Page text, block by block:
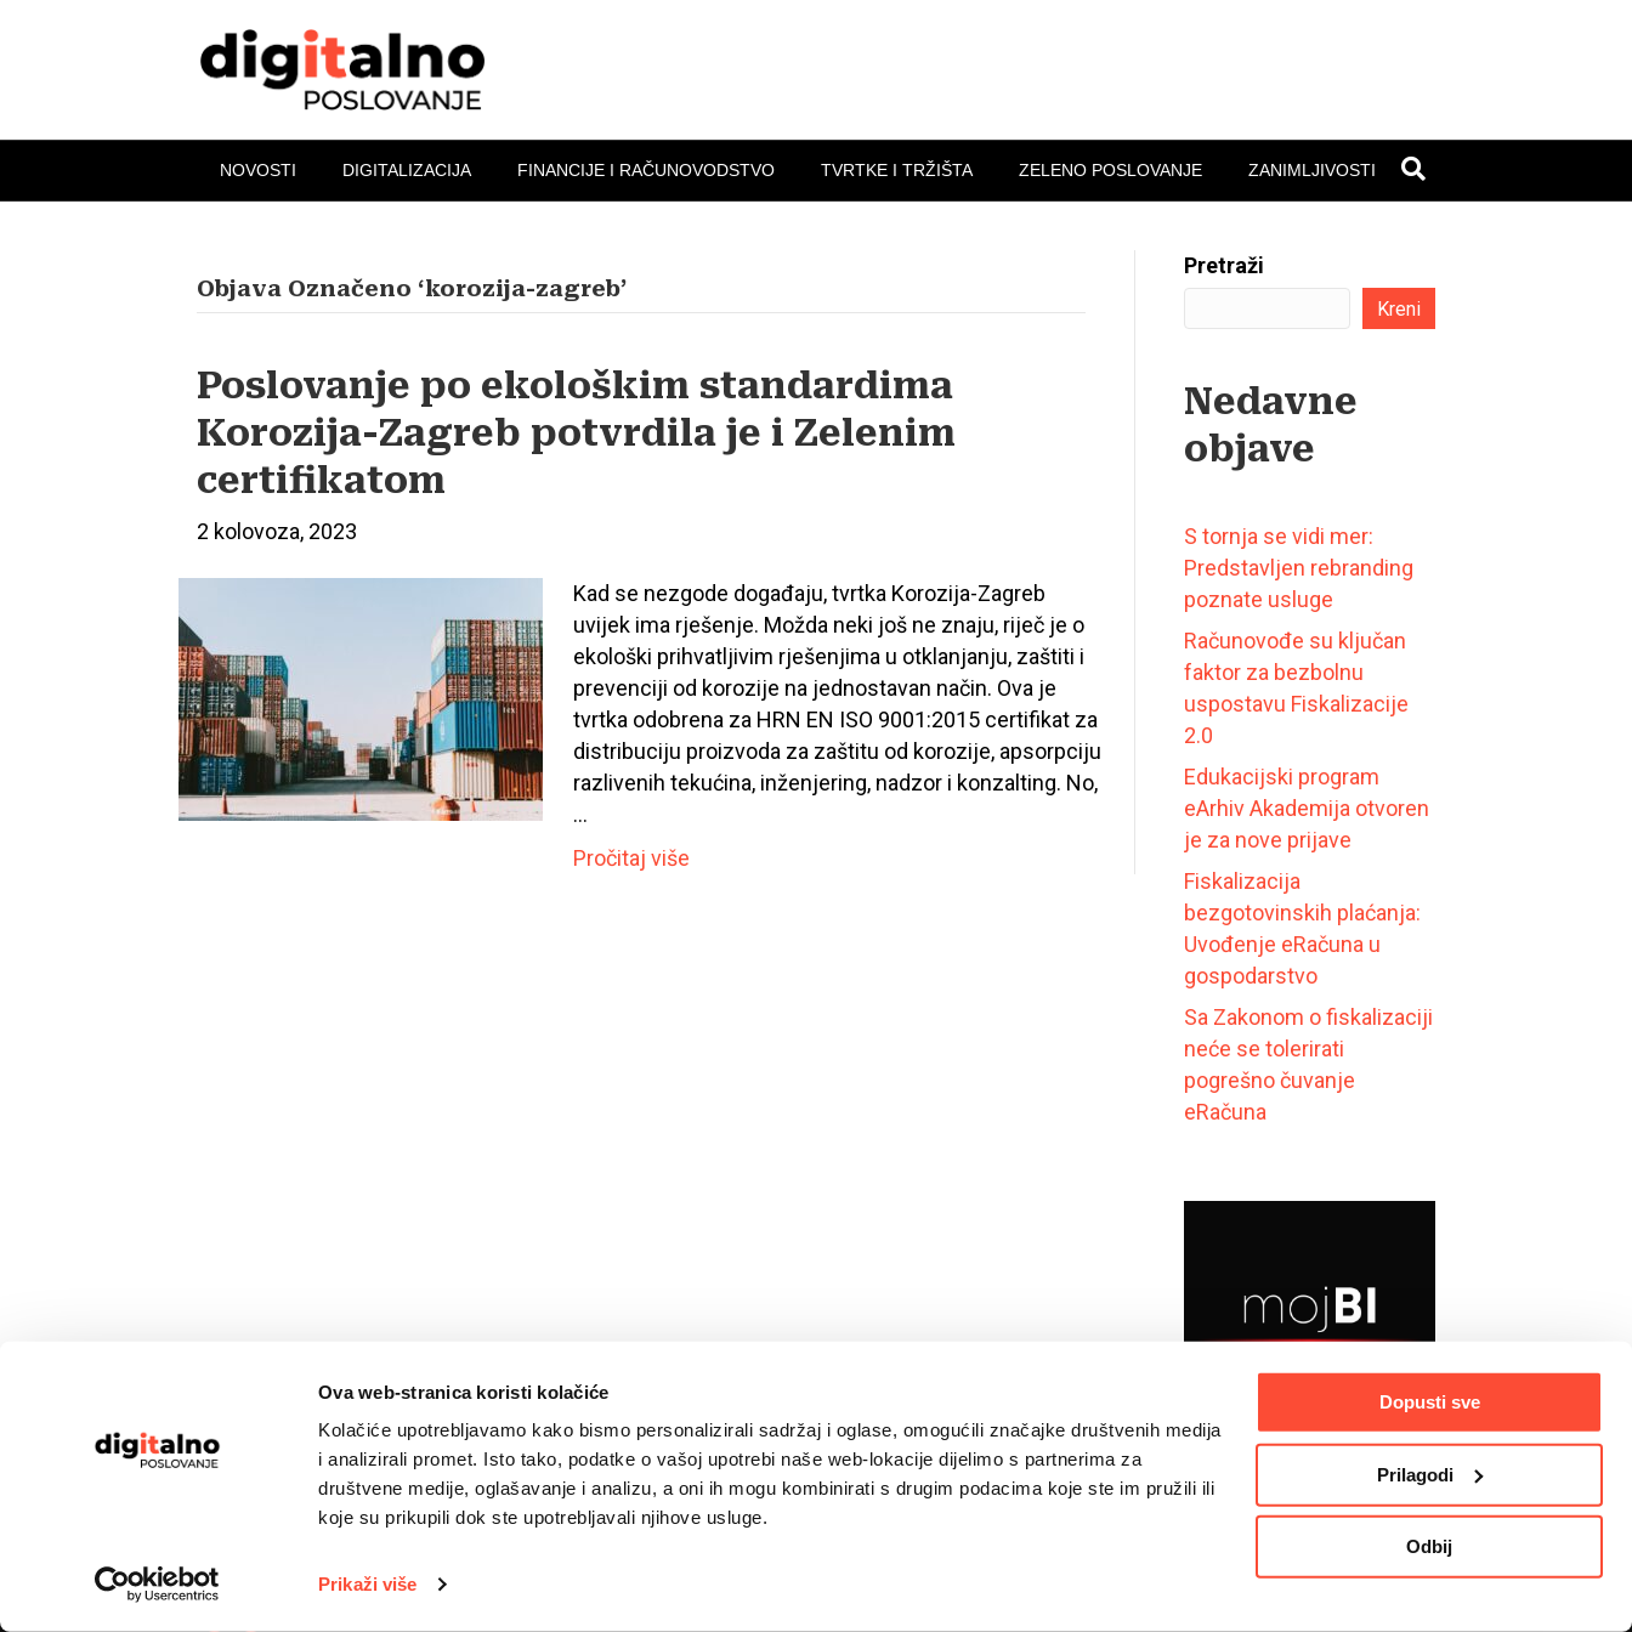
Ova web-stranica koristi kolačiće
Kolačiće upotrebljavamo kako bismo personalizirali sadržaj i oglase, omogućili značajke društvenih medija
i analizirali promet. Isto tako, podatke o vašoj upotrebi naše web-lokacije dijelimo s partnerima za
društvene medije, oglašavanje i analizu, a oni ih mogu kombinirati s drugim podacima koje ste im pružili ili
koje su prikupili dok ste upotrebljavali njihove usluge.
Prikaži više
Dopusti sve
Prilagodi
Odbij
NOVOSTI DIGITALIZACIJA FINANCIJE I RAČUNOVODSTVO TVRTKE I TRŽIŠTA ZELENO POSLOVANJE ZANIMLJIVOSTI
Objava Označeno ‘korozija-zagreb’
Poslovanje po ekološkim standardima
Korozija-Zagreb potvrdila je i Zelenim
certifikatom
2 kolovoza, 2023
Kad se nezgode događaju, tvrtka Korozija-Zagreb
uvijek ima rješenje. Možda neki još ne znaju, riječ je o
ekološki prihvatljivim rješenjima u otklanjanju, zaštiti i
prevenciji od korozije na jednostavan način. Ova je
tvrtka odobrena za HRN EN ISO 9001:2015 certifikat za
distribuciju proizvoda za zaštitu od korozije, apsorpciju
razlivenih tekućina, inženjering, nadzor i konzalting. No,
…
Pročitaj više
Pretraži
Kreni
Nedavne
objave
S tornja se vidi mer:
Predstavljen rebranding
poznate usluge
Računovođe su ključan
faktor za bezbolnu
uspostavu Fiskalizacije
2.0
Edukacijski program
eArhiv Akademija otvoren
je za nove prijave
Fiskalizacija
bezgotovinskih plaćanja:
Uvođenje eRačuna u
gospodarstvo
Sa Zakonom o fiskalizaciji
neće se tolerirati
pogrešno čuvanje
eRačuna
© 2024 digitalnoposlovanje